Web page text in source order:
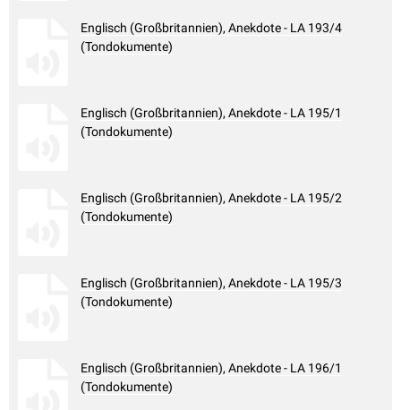
Englisch (Großbritannien), Anekdote - LA 193/4
(Tondokumente)
Englisch (Großbritannien), Anekdote - LA 195/1
(Tondokumente)
Englisch (Großbritannien), Anekdote - LA 195/2
(Tondokumente)
Englisch (Großbritannien), Anekdote - LA 195/3
(Tondokumente)
Englisch (Großbritannien), Anekdote - LA 196/1
(Tondokumente)